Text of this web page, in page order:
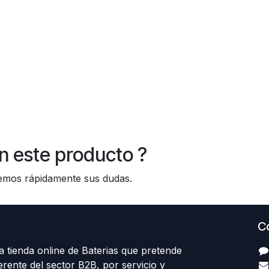
este producto ?
rápidamente sus dudas.
tienda online de Baterias que pretende
del sector B2B, por servicio y